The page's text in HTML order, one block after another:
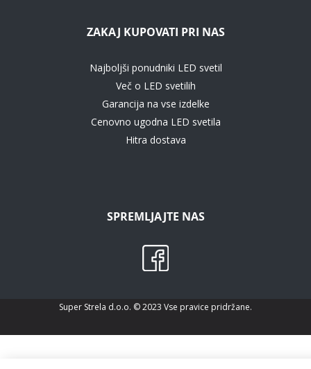
ZAKAJ KUPOVATI PRI NAS
Najboljši ponudniki LED svetil
Več o LED svetilih
Garancija na vse izdelke
Cenovno ugodna LED svetila
Hitra dostava
SPREMLJAJTE NAS
Super Strela d.o.o. © 2023 Vse pravice pridržane.